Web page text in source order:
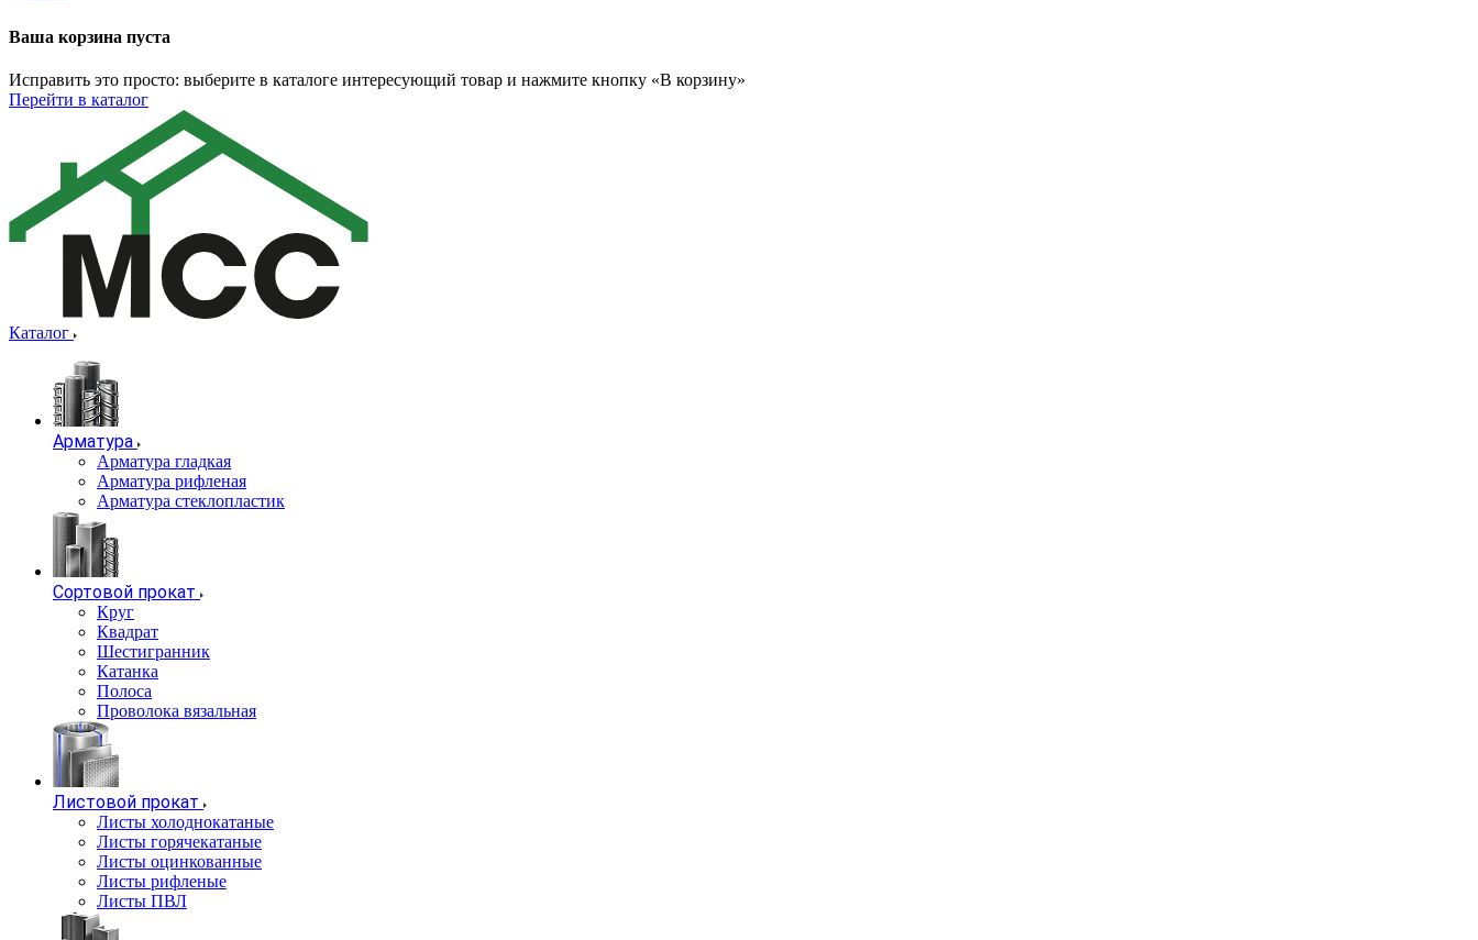
Ваша корзина пуста
Исправить это просто: выберите в каталоге интересующий товар и нажмите кнопку «В корзину»
Перейти в каталог
Каталог
Арматура
Арматура гладкая
Арматура рифленая
Арматура стеклопластик
Сортовой прокат
Круг
Квадрат
Шестигранник
Катанка
Полоса
Проволока вязальная
Листовой прокат
Листы холоднокатаные
Листы горячекатаные
Листы оцинкованные
Листы рифленые
Листы ПВЛ